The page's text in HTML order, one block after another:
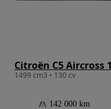
Citroën C5 Aircross
1499 cm3 • 130 cv
142 000 km